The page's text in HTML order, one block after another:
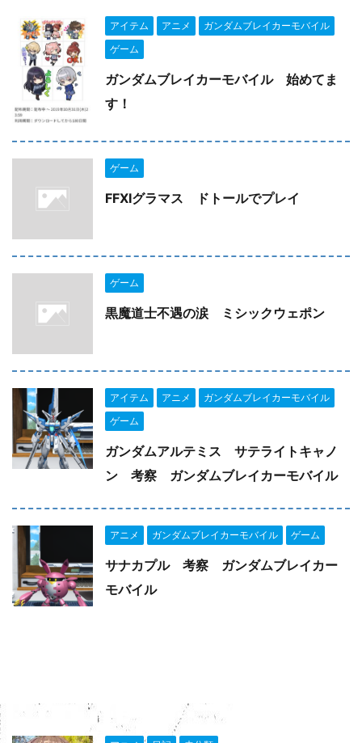
アイテム アニメ
ガンダムブレイカーモバイル
ゲーム
ガンダムブレイカーモバイル 始めてま
す！
ゲーム
FFXIグラマス ドトールでプレイ
ゲーム
黒魔道士不遇の涙 ミシックウェポン
アイテム アニメ
ガンダムブレイカーモバイル
ゲーム
ガンダムアルテミス サテライトキャノ
ン 考察 ガンダムブレイカーモバイル
アニメ ガンダムブレイカーモバイル ゲーム
サナカプル 考察 ガンダムブレイカー
モバイル